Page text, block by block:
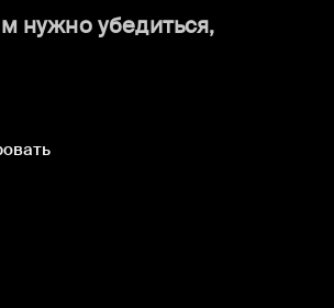
нужно убедиться,